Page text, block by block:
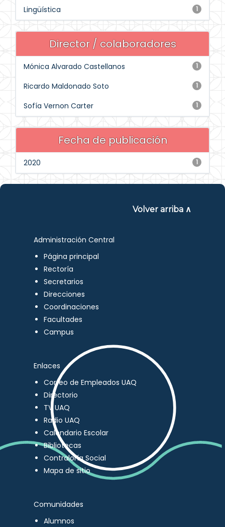
1
Lingüística
Director / colaboradores
1
Mónica Alvarado Castellanos
1
Ricardo Maldonado Soto
1
Sofía Vernon Carter
Fecha de publicación
1
2020
Volver arriba ∧
Administración Central
Página principal
Rectoría
Secretarios
Direcciones
Coordinaciones
Facultades
Campus
Enlaces
Correo de Empleados UAQ
Directorio
TV UAQ
Radio UAQ
Calendario Escolar
Bibliotecas
Contraloría Social
Mapa de sitio
Comunidades
Alumnos